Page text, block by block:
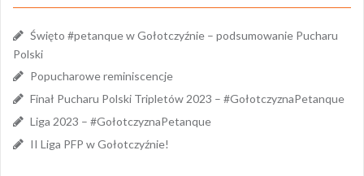
Święto #petanque w Gołotczyźnie – podsumowanie Pucharu
Polski
Popucharowe reminiscencje
Finał Pucharu Polski Tripletów 2023 – #GołotczyznaPetanque
Liga 2023 – #GołotczyznaPetanque
II Liga PFP w Gołotczyźnie!